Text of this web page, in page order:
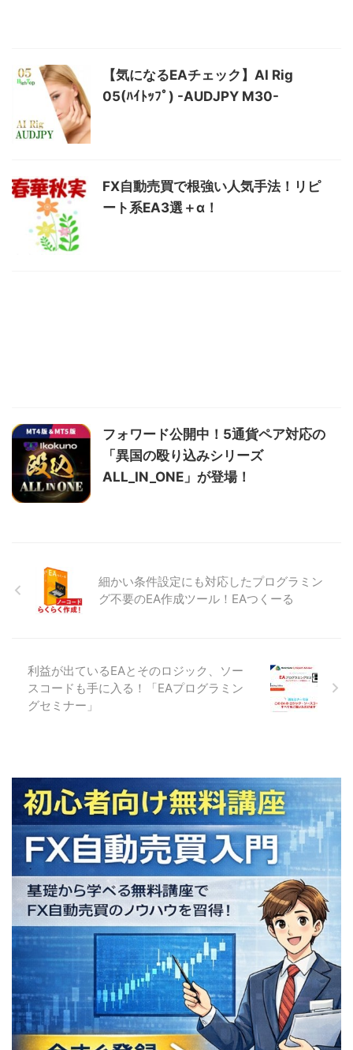
【気になるEAチェック】AI Rig
05(ﾊｲﾄｯﾌﾟ) -AUDJPY M30-
FX自動売買で根強い人気手法！リピ
ート系EA3選＋α！
フォワード公開中！5通貨ペア対応の
「異国の殴り込みシリーズ
ALL_IN_ONE」が登場！
細かい条件設定にも対応したプログラミン
グ不要のEA作成ツール！EAつくーる
利益が出ているEAとそのロジック、ソー
スコードも手に入る！「EAプログラミン
グセミナー」